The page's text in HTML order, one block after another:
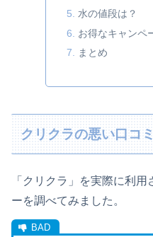
水の値段は？
お得なキャンペ
まとめ
クリクラの悪い口コ
「 クリクラ 」 を実際に利用
ーを調べてみました。